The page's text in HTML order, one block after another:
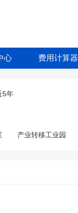
心 费用计算器
5年
产业转移工业园